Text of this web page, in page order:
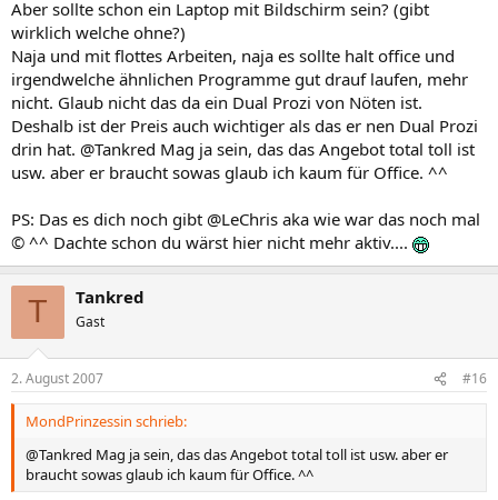
Aber sollte schon ein Laptop mit Bildschirm sein? (gibt
wirklich welche ohne?)
Naja und mit flottes Arbeiten, naja es sollte halt office und
irgendwelche ähnlichen Programme gut drauf laufen, mehr
nicht. Glaub nicht das da ein Dual Prozi von Nöten ist.
Deshalb ist der Preis auch wichtiger als das er nen Dual Prozi
drin hat. @Tankred Mag ja sein, das das Angebot total toll ist
usw. aber er braucht sowas glaub ich kaum für Office. ^^
PS: Das es dich noch gibt @LeChris aka wie war das noch mal
© ^^ Dachte schon du wärst hier nicht mehr aktiv....
T Tankred
Gast
2. August 2007 #16
MondPrinzessin schrieb:
@Tankred Mag ja sein, das das Angebot total toll ist usw. aber er
braucht sowas glaub ich kaum für Office. ^^